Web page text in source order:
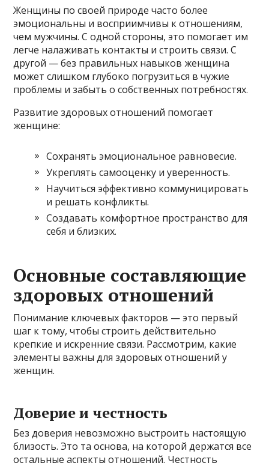
Женщины по своей природе часто более
эмоциональны и восприимчивы к отношениям,
чем мужчины. С одной стороны, это помогает им
легче налаживать контакты и строить связи. С
другой — без правильных навыков женщина
может слишком глубоко погрузиться в чужие
проблемы и забыть о собственных потребностях.
Развитие здоровых отношений помогает
женщине:
Сохранять эмоциональное равновесие.
Укреплять самооценку и уверенность.
Научиться эффективно коммуницировать
и решать конфликты.
Создавать комфортное пространство для
себя и близких.
Основные составляющие
здоровых отношений
Понимание ключевых факторов — это первый
шаг к тому, чтобы строить действительно
крепкие и искренние связи. Рассмотрим, какие
элементы важны для здоровых отношений у
женщин.
Доверие и честность
Без доверия невозможно выстроить настоящую
близость. Это та основа, на которой держатся все
остальные аспекты отношений. Честность